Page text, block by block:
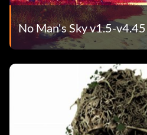
No Man's Sky v1.5-